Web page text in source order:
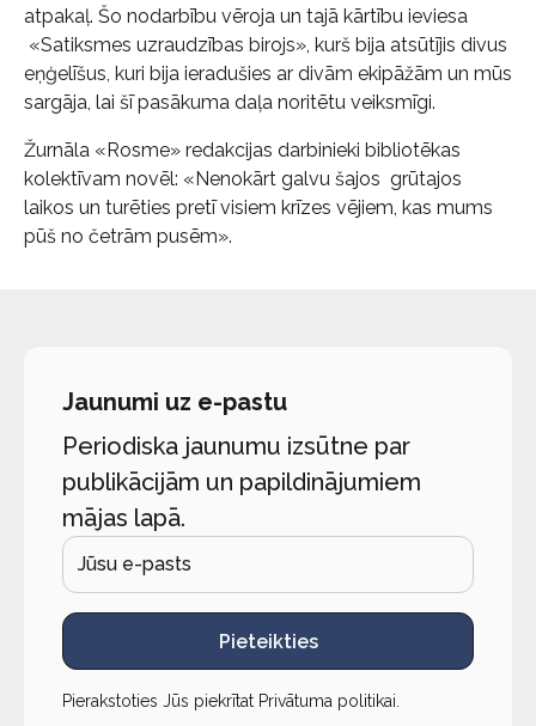
atpakaļ. Šo nodarbību vēroja un tajā kārtību ieviesa
«Satiksmes uzraudzības birojs», kurš bija atsūtījis divus
eņģelīšus, kuri bija ieradušies ar divām ekipāžām un mūs
sargāja, lai šī pasākuma daļa noritētu veiksmīgi.
Žurnāla «Rosme» redakcijas darbinieki bibliotēkas
kolektīvam novēl: «Nenokārt galvu šajos grūtajos
laikos un turēties pretī visiem krīzes vējiem, kas mums
pūš no četrām pusēm».
Jaunumi uz e-pastu
Periodiska jaunumu izsūtne par
publikācijām un papildinājumiem
mājas lapā.
Pieteikties
Pierakstoties Jūs piekrītat Privātuma politikai